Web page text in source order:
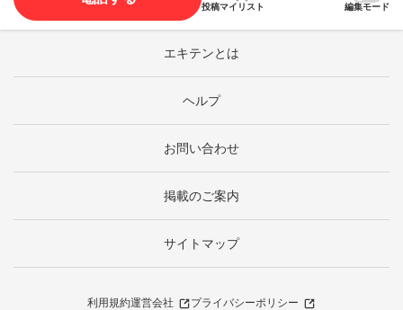
投稿マイリスト 編集モード
エキテンとは
ヘルプ
お問い合わせ
掲載のご案内
サイトマップ
利用規約運営会社
プライバシーポリシー